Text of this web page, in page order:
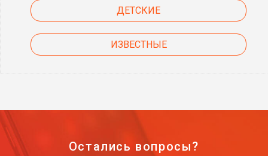
ДЕТСКИЕ
ИЗВЕСТНЫЕ
Остались вопросы?